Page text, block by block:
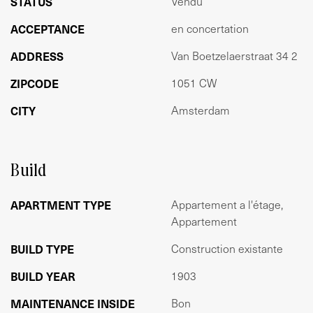
OPPERVLAKTE CONFORM NEN 2580:
Buiten gebonden buitenruimte: 1,94m²
Externe bergruimte: 9m²
BIJZONDERHEDEN
- De erfpacht is eeuwigdurend afgekocht
- Energielabel C
- Het pand is in 2010 gesplitst
- Berging op zolder
- In de koopakte zullen niet-zelf bewoning clausule
- Oplevering kan snel.
ACCEPTANCE en concertation
ADDRESS Van Boetzelaerstraat 34 2
ZIPCODE 1051 CW
CITY Amsterdam
Build
APARTMENT TYPE
Appartement a l'étage,
Appartement
BUILD TYPE Construction existante
BUILD YEAR 1903
MAINTENANCE INSIDE Bon